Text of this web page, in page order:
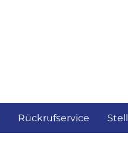
Rückrufservice